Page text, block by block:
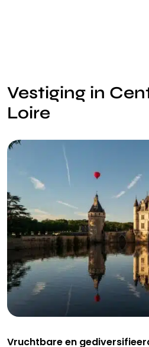
Vestiging in
Loire
Vruchtbare en